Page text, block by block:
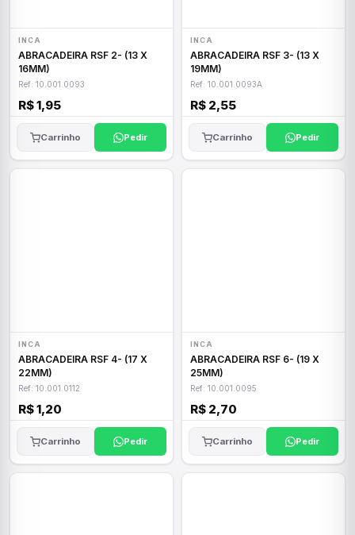
INCA
ABRACADEIRA RSF 2- (13 X
16MM)
Ref: 10.001.0093
R$ 1,95
Carrinho Pedir
INCA
ABRACADEIRA RSF 3- (13 X
19MM)
Ref: 10.001.0093A
R$ 2,55
Carrinho Pedir
INCA
ABRACADEIRA RSF 4- (17 X
22MM)
Ref: 10.001.0112
R$ 1,20
Carrinho Pedir
INCA
ABRACADEIRA RSF 6- (19 X
25MM)
Ref: 10.001.0095
R$ 2,70
Carrinho Pedir